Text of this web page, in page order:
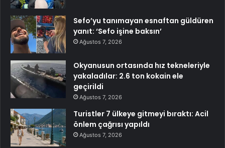
Sefo’yu tanımayan esnaftan güldüren
yanıt: ‘Sefo işine baksın’
Ağustos 7, 2026
Okyanusun ortasında hız tekneleriyle
yakaladılar: 2.6 ton kokain ele
geçirildi
Ağustos 7, 2026
Turistler 7 ülkeye gitmeyi bıraktı: Acil
önlem çağrısı yapıldı
Ağustos 7, 2026